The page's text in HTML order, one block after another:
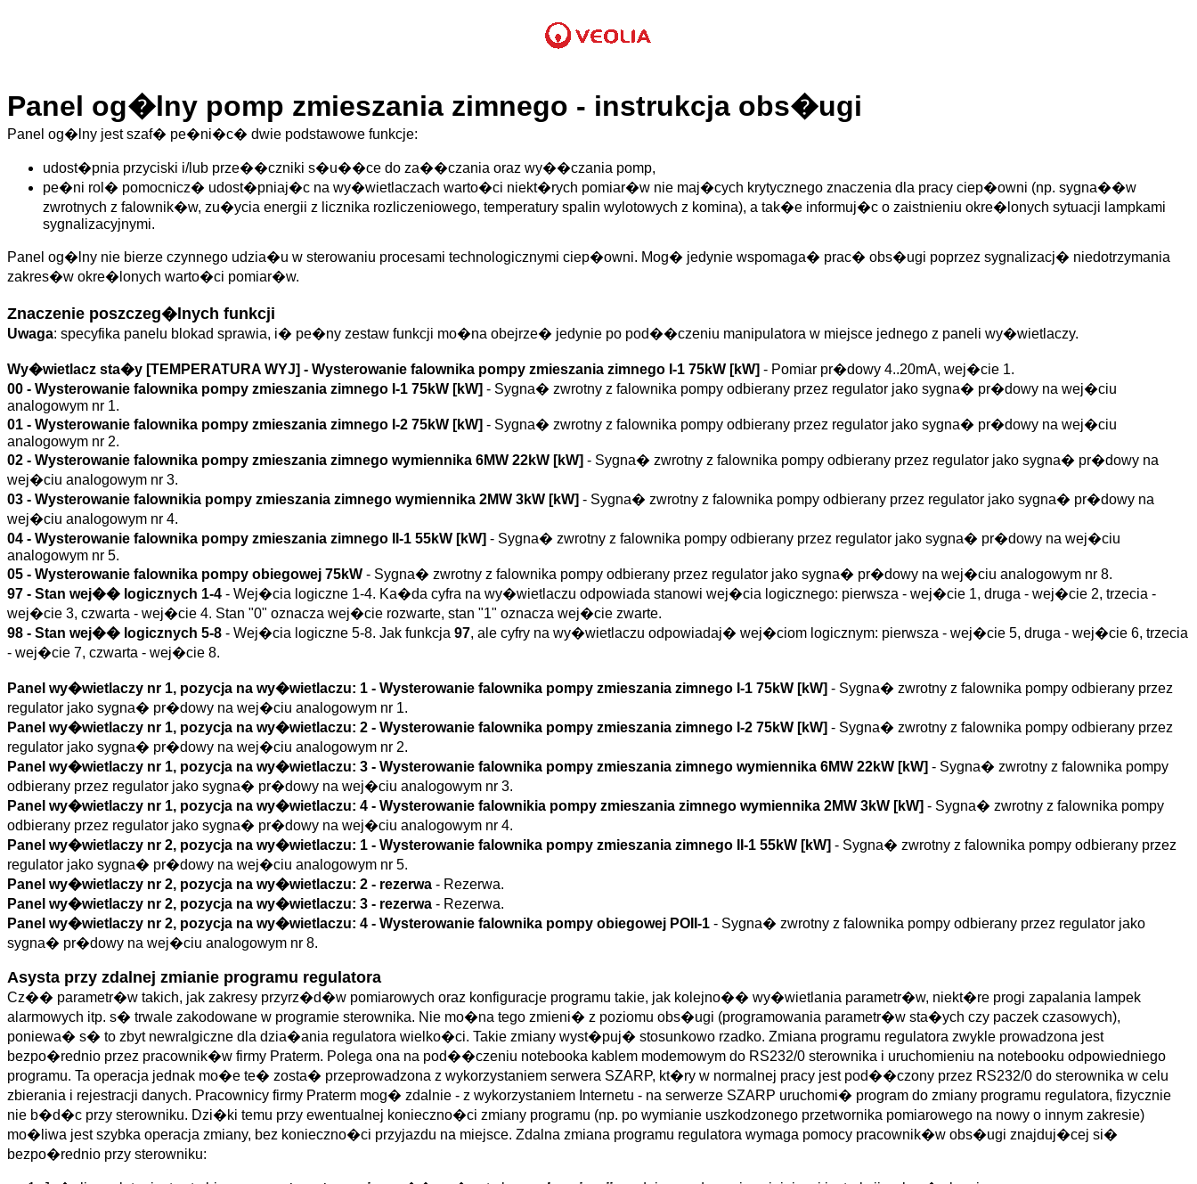
Panel og�lny pomp zmieszania zimnego - instrukcja obs�ugi
Panel og�lny jest szaf� pe�ni�c� dwie podstawowe funkcje:
udost�pnia przyciski i/lub prze��czniki s�u��ce do za��czania oraz wy��czania pomp,
pe�ni rol� pomocnicz� udost�pniaj�c na wy�wietlaczach warto�ci niekt�rych pomiar�w nie maj�cych krytycznego znaczenia dla pracy ciep�owni (np. sygna��w
zwrotnych z falownik�w, zu�ycia energii z licznika rozliczeniowego, temperatury spalin wylotowych z komina), a tak�e informuj�c o zaistnieniu okre�lonych sytuacji lampkami
sygnalizacyjnymi.
Panel og�lny nie bierze czynnego udzia�u w sterowaniu procesami technologicznymi ciep�owni. Mog� jedynie wspomaga� prac� obs�ugi poprzez sygnalizacj� niedotrzymania
zakres�w okre�lonych warto�ci pomiar�w.
Znaczenie poszczeg�lnych funkcji
Uwaga: specyfika panelu blokad sprawia, i� pe�ny zestaw funkcji mo�na obejrze� jedynie po pod��czeniu manipulatora w miejsce jednego z paneli wy�wietlaczy.
Wy�wietlacz sta�y [TEMPERATURA WYJ] - Wysterowanie falownika pompy zmieszania zimnego I-1 75kW [kW] - Pomiar pr�dowy 4..20mA, wej�cie 1.
00 - Wysterowanie falownika pompy zmieszania zimnego I-1 75kW [kW] - Sygna� zwrotny z falownika pompy odbierany przez regulator jako sygna� pr�dowy na wej�ciu
analogowym nr 1.
01 - Wysterowanie falownika pompy zmieszania zimnego I-2 75kW [kW] - Sygna� zwrotny z falownika pompy odbierany przez regulator jako sygna� pr�dowy na wej�ciu
analogowym nr 2.
02 - Wysterowanie falownika pompy zmieszania zimnego wymiennika 6MW 22kW [kW] - Sygna� zwrotny z falownika pompy odbierany przez regulator jako sygna� pr�dowy na
wej�ciu analogowym nr 3.
03 - Wysterowanie falownikia pompy zmieszania zimnego wymiennika 2MW 3kW [kW] - Sygna� zwrotny z falownika pompy odbierany przez regulator jako sygna� pr�dowy na
wej�ciu analogowym nr 4.
04 - Wysterowanie falownika pompy zmieszania zimnego II-1 55kW [kW] - Sygna� zwrotny z falownika pompy odbierany przez regulator jako sygna� pr�dowy na wej�ciu
analogowym nr 5.
05 - Wysterowanie falownika pompy obiegowej 75kW - Sygna� zwrotny z falownika pompy odbierany przez regulator jako sygna� pr�dowy na wej�ciu analogowym nr 8.
97 - Stan wej�� logicznych 1-4 - Wej�cia logiczne 1-4. Ka�da cyfra na wy�wietlaczu odpowiada stanowi wej�cia logicznego: pierwsza - wej�cie 1, druga - wej�cie 2, trzecia -
wej�cie 3, czwarta - wej�cie 4. Stan "0" oznacza wej�cie rozwarte, stan "1" oznacza wej�cie zwarte.
98 - Stan wej�� logicznych 5-8 - Wej�cia logiczne 5-8. Jak funkcja 97, ale cyfry na wy�wietlaczu odpowiadaj� wej�ciom logicznym: pierwsza - wej�cie 5, druga - wej�cie 6, trzecia
- wej�cie 7, czwarta - wej�cie 8.
Panel wy�wietlaczy nr 1, pozycja na wy�wietlaczu: 1 - Wysterowanie falownika pompy zmieszania zimnego I-1 75kW [kW] - Sygna� zwrotny z falownika pompy odbierany przez
regulator jako sygna� pr�dowy na wej�ciu analogowym nr 1.
Panel wy�wietlaczy nr 1, pozycja na wy�wietlaczu: 2 - Wysterowanie falownika pompy zmieszania zimnego I-2 75kW [kW] - Sygna� zwrotny z falownika pompy odbierany przez
regulator jako sygna� pr�dowy na wej�ciu analogowym nr 2.
Panel wy�wietlaczy nr 1, pozycja na wy�wietlaczu: 3 - Wysterowanie falownika pompy zmieszania zimnego wymiennika 6MW 22kW [kW] - Sygna� zwrotny z falownika pompy
odbierany przez regulator jako sygna� pr�dowy na wej�ciu analogowym nr 3.
Panel wy�wietlaczy nr 1, pozycja na wy�wietlaczu: 4 - Wysterowanie falownikia pompy zmieszania zimnego wymiennika 2MW 3kW [kW] - Sygna� zwrotny z falownika pompy
odbierany przez regulator jako sygna� pr�dowy na wej�ciu analogowym nr 4.
Panel wy�wietlaczy nr 2, pozycja na wy�wietlaczu: 1 - Wysterowanie falownika pompy zmieszania zimnego II-1 55kW [kW] - Sygna� zwrotny z falownika pompy odbierany przez
regulator jako sygna� pr�dowy na wej�ciu analogowym nr 5.
Panel wy�wietlaczy nr 2, pozycja na wy�wietlaczu: 2 - rezerwa - Rezerwa.
Panel wy�wietlaczy nr 2, pozycja na wy�wietlaczu: 3 - rezerwa - Rezerwa.
Panel wy�wietlaczy nr 2, pozycja na wy�wietlaczu: 4 - Wysterowanie falownika pompy obiegowej POII-1 - Sygna� zwrotny z falownika pompy odbierany przez regulator jako
sygna� pr�dowy na wej�ciu analogowym nr 8.
Asysta przy zdalnej zmianie programu regulatora
Cz�� parametr�w takich, jak zakresy przyrz�d�w pomiarowych oraz konfiguracje programu takie, jak kolejno�� wy�wietlania parametr�w, niekt�re progi zapalania lampek
alarmowych itp. s� trwale zakodowane w programie sterownika. Nie mo�na tego zmieni� z poziomu obs�ugi (programowania parametr�w sta�ych czy paczek czasowych),
poniewa� s� to zbyt newralgiczne dla dzia�ania regulatora wielko�ci. Takie zmiany wyst�puj� stosunkowo rzadko. Zmiana programu regulatora zwykle prowadzona jest
bezpo�rednio przez pracownik�w firmy Praterm. Polega ona na pod��czeniu notebooka kablem modemowym do RS232/0 sterownika i uruchomieniu na notebooku odpowiedniego
programu. Ta operacja jednak mo�e te� zosta� przeprowadzona z wykorzystaniem serwera SZARP, kt�ry w normalnej pracy jest pod��czony przez RS232/0 do sterownika w celu
zbierania i rejestracji danych. Pracownicy firmy Praterm mog� zdalnie - z wykorzystaniem Internetu - na serwerze SZARP uruchomi� program do zmiany programu regulatora, fizycznie
nie b�d�c przy sterowniku. Dzi�ki temu przy ewentualnej konieczno�ci zmiany programu (np. po wymianie uszkodzonego przetwornika pomiarowego na nowy o innym zakresie)
mo�liwa jest szybka operacja zmiany, bez konieczno�ci przyjazdu na miejsce. Zdalna zmiana programu regulatora wymaga pomocy pracownik�w obs�ugi znajduj�cej si�
bezpo�rednio przy sterowniku: